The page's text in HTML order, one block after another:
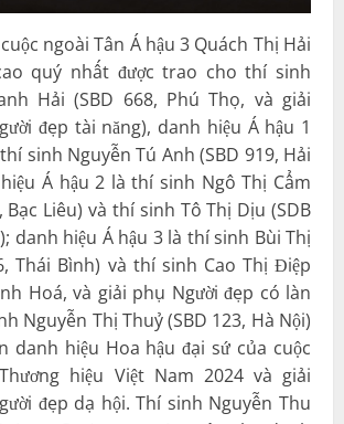
ngoài Tân Á hậu 3 Quách Thị Hải
quý nhất được trao cho thí sinh
Hải (SBD 668, Phú Thọ, và giải
đẹp tài năng), danh hiệu Á hậu 1
sinh Nguyễn Tú Anh (SBD 919, Hải
Á hậu 2 là thí sinh Ngô Thị Cẩm
Bạc Liêu) và thí sinh Tô Thị Dịu (SDB
danh hiệu Á hậu 3 là thí sinh Bùi Thị
Thái Bình) và thí sinh Cao Thị Điệp
Hoá, và giải phụ Người đẹp có làn
Nguyễn Thị Thuỷ (SBD 123, Hà Nội)
danh hiệu Hoa hậu đại sứ của cuộc
hiệu Việt Nam 2024 và giải
đẹp dạ hội. Thí sinh Nguyễn Thu